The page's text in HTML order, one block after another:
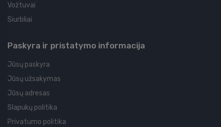
Vožtuvai
Siurbliai
Paskyra ir pristatymo informacija
Jūsų paskyra
Jūsų užsakymas
Jūsų adresas
Slapukų politika
Privatumo politika